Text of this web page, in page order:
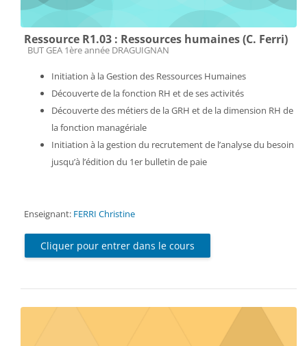
Ressource R1.03 : Ressources humaines (C. Ferri)
Catégorie de cours
BUT GEA 1ère année DRAGUIGNAN
Initiation à la Gestion des Ressources Humaines
Découverte de la fonction RH et de ses activités
Découverte des métiers de la GRH et de la dimension RH de
la fonction managériale
Initiation à la gestion du recrutement de l’analyse du besoin
jusqu’à l’édition du 1er bulletin de paie
Enseignant: FERRI Christine
Cliquer pour entrer dans le cours